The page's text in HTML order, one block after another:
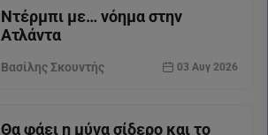
Ντέρμπι με… νόημα στην
Ατλάντα
Βασίλης Σκουντής 03 Αυγ 2026
Θα φάει η μύγα σίδερο και το